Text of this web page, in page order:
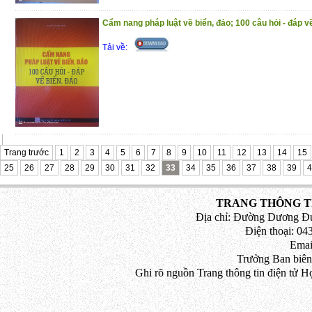
Cẩm nang pháp luật về biển, đảo; 100 câu hỏi - đáp
Tải về:
Trang trước 1 2 3 4 5 6 7 8 9 10 11 12 13 14
15
25
26 27 28 29 30 31 32 33 34 35 36 37 38 39
TRANG THÔNG
Địa chỉ: Đường Dương
Điện thoại:
Trưởng Ban
Ghi rõ nguồn Trang thông tin điện tử